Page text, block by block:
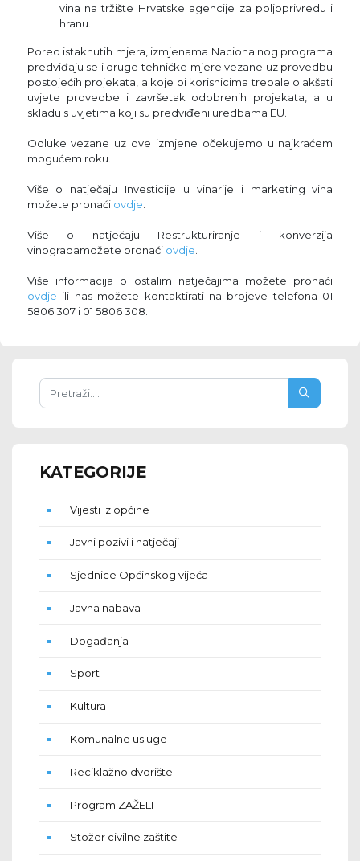
vina na tržište Hrvatske agencije za poljoprivredu i
hranu.
Pored istaknutih mjera, izmjenama Nacionalnog programa
predviđaju se i druge tehničke mjere vezane uz provedbu
postojećih projekata, a koje bi korisnicima trebale olakšati
uvjete provedbe i završetak odobrenih projekata, a u
skladu s uvjetima koji su predviđeni uredbama EU.
Odluke vezane uz ove izmjene očekujemo u najkraćem
mogućem roku.
Više o natječaju Investicije u vinarije i marketing vina
možete pronaći ovdje
Više o natječaju Restrukturiranje i konverzija
vinogradamožete pronaći ovdje
Više informacija o ostalim natječajima možete pronaći
ovdje ili nas možete kontaktirati na brojeve telefona 01
5806 307 i 01 5806 308.
KATEGORIJE
Vijesti iz općine
Javni pozivi i natječaji
Sjednice Općinskog vijeća
Javna nabava
Događanja
Sport
Kultura
Komunalne usluge
Reciklažno dvorište
Program ZAŽELI
Stožer civilne zaštite